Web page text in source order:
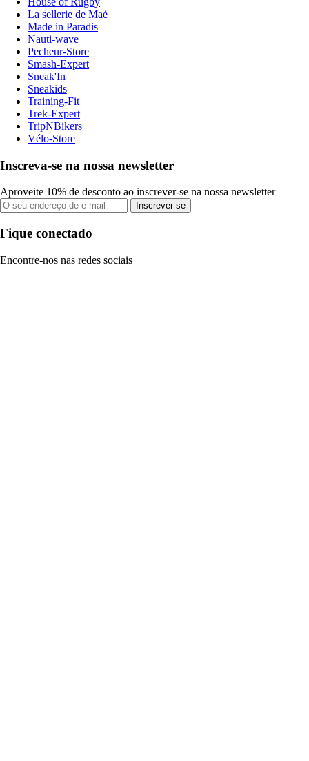
La sellerie de Maé
Made in Paradis
Nauti-wave
Pecheur-Store
Smash-Expert
Sneak'In
Sneakids
Training-Fit
Trek-Expert
TripNBikers
Vélo-Store
Inscreva-se na nossa newsletter
Aproveite 10% de desconto ao inscrever-se na nossa newsletter
Inscrever-se
Fique conectado
Encontre-nos nas redes sociais